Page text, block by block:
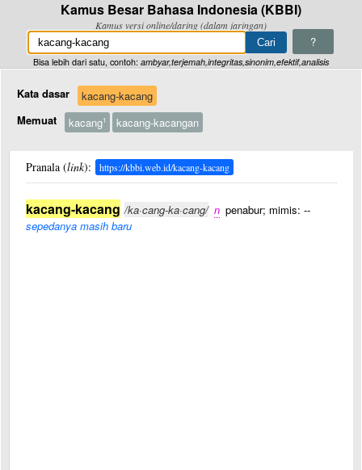
Kamus Besar Bahasa Indonesia (KBBI)
Kamus versi online/daring (dalam jaringan)
?
Bisa lebih dari satu, contoh: ambyar,terjemah,integritas,sinonim,efektif,analisis
Kata dasar
kacang-kacang
Memuat
kacang1 kacang-kacangan
Pranala (link): https://kbbi.web.id/kacang-kacang
kacang-kacang /ka·cang-ka·cang/ n penabur; mimis: --
sepedanya masih baru